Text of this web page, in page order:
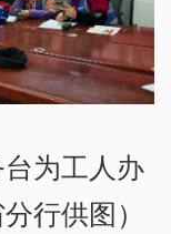
为工人办
行供图）